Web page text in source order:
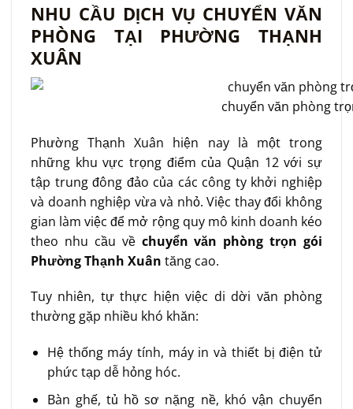
NHU CẦU DỊCH VỤ CHUYỂN VĂN
PHÒNG TẠI PHƯỜNG THẠNH
XUÂN
chuyển văn phòng
Phường Thạnh Xuân hiện nay là một trong
những khu vực trọng điểm của Quận 12 với sự
tập trung đông đảo của các công ty khởi nghiệp
và doanh nghiệp vừa và nhỏ. Việc thay đổi không
gian làm việc để mở rộng quy mô kinh doanh kéo
theo nhu cầu về chuyển văn phòng trọn gói
Phường Thạnh Xuân tăng cao.
Tuy nhiên, tự thực hiện việc di dời văn phòng
thường gặp nhiều khó khăn:
Hệ thống máy tính, máy in và thiết bị điện tử
phức tạp dễ hỏng hóc.
Bàn ghế, tủ hồ sơ nặng nề, khó vận chuyển